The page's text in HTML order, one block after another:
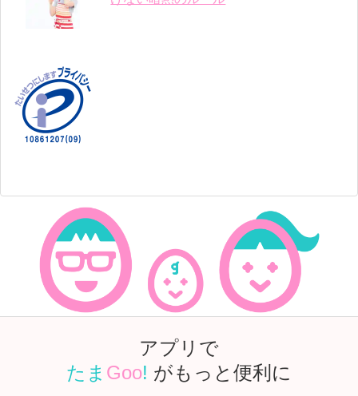
アプリで
たま Goo! がもっと便利に